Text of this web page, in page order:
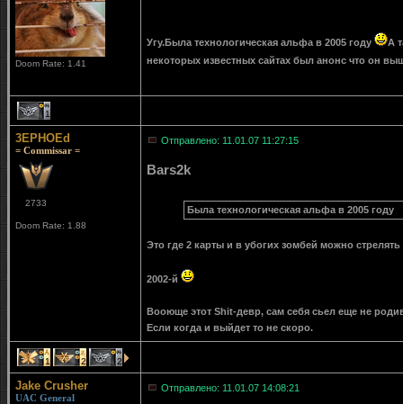
Doom Rate: 1.41
Угу.Была технологическая альфа в 2005 году
А
некоторых известных сайтах был анонс что он
1
3EPHOEd
= Commissar =
2733
Doom Rate: 1.88
Отправлено: 11.01.07 11:27:15
Bars2k
Была технологическая альфа в 2005 году
Это где 2 карты и в убогих зомбей можно
2002-й
Вооюще этот Shit-девр, сам себя сьел еще не
Если когда и выйдет то не скоро.
1 2 2
Jake Crusher
UAC General
Отправлено: 11.01.07 14:08:21